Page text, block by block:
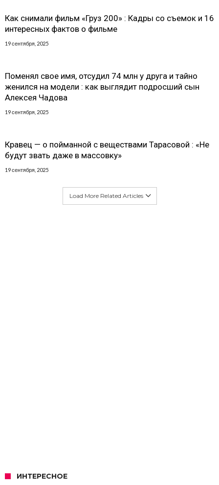
Как снимали фильм «Груз 200» : Кадры со съемок и 16
интересных фактов о фильме
19 сентября, 2025
Поменял свое имя, отсудил 74 млн у друга и тайно
женился на модели : как выглядит подросший сын
Алексея Чадова
19 сентября, 2025
Кравец — о пойманной с веществами Тарасовой : «Не
будут звать даже в массовку»
19 сентября, 2025
Load More Related Articles
ИНТЕРЕСНОЕ